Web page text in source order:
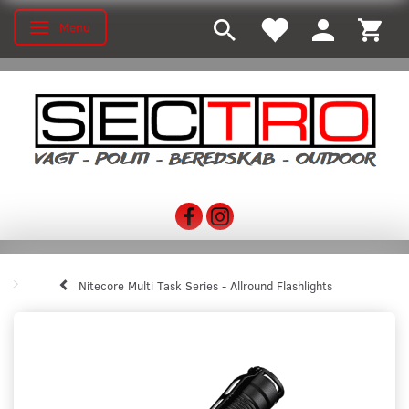
Skifte navigation
Menu
Nitecore Multi Task Series - Allround Flashlights